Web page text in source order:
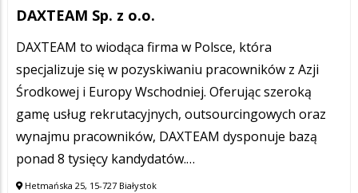
DAXTEAM Sp. z o.o.
DAXTEAM to wiodąca firma w Polsce, która
specjalizuje się w pozyskiwaniu pracowników z Azji
Środkowej i Europy Wschodniej. Oferując szeroką
gamę usług rekrutacyjnych, outsourcingowych oraz
wynajmu pracowników, DAXTEAM dysponuje bazą
ponad 8 tysięcy kandydatów.…
Hetmańska 25, 15-727 Białystok